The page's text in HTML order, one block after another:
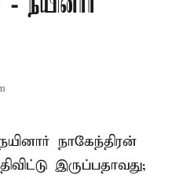
நயினார்
நாகேந்திரன்
இருப்பதாவது;